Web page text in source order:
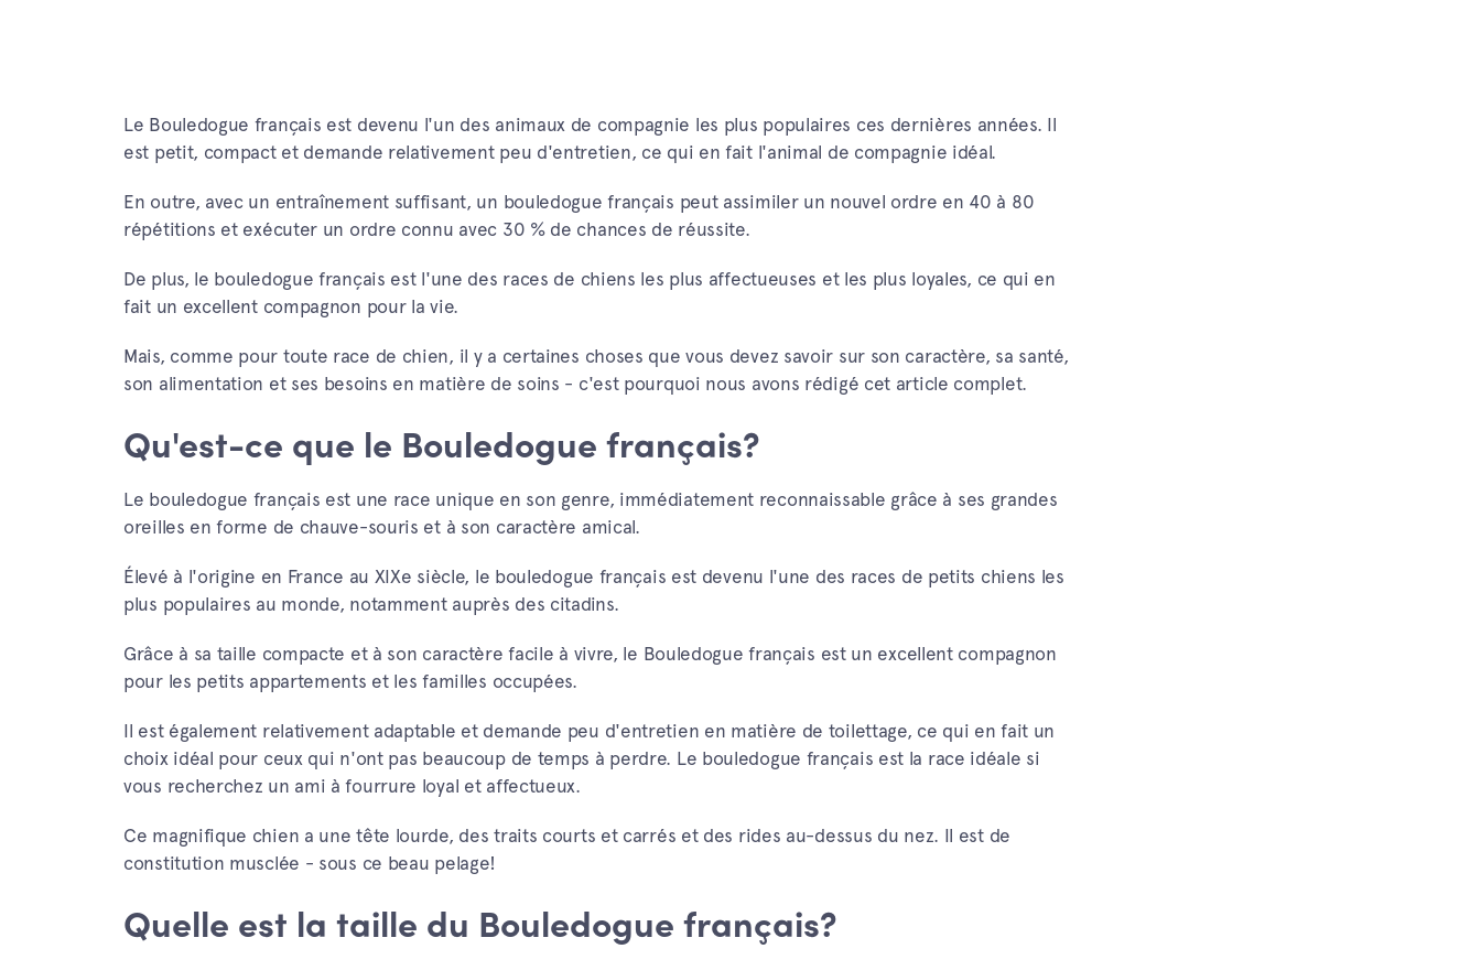
Le Bouledogue français est devenu l'un des animaux de compagnie les plus populaires ces dernières années. Il
est petit, compact et demande relativement peu d'entretien, ce qui en fait l'animal de compagnie idéal.
En outre, avec un entraînement suffisant, un bouledogue français peut assimiler un nouvel ordre en 40 à 80
répétitions et exécuter un ordre connu avec 30 % de chances de réussite.
De plus, le bouledogue français est l'une des races de chiens les plus affectueuses et les plus loyales, ce qui en
fait un excellent compagnon pour la vie.
Mais, comme pour toute race de chien, il y a certaines choses que vous devez savoir sur son caractère, sa santé,
son alimentation et ses besoins en matière de soins - c'est pourquoi nous avons rédigé cet article complet.
Qu'est-ce que le Bouledogue français?
Le bouledogue français est une race unique en son genre, immédiatement reconnaissable grâce à ses grandes
oreilles en forme de chauve-souris et à son caractère amical.
Élevé à l'origine en France au XIXe siècle, le bouledogue français est devenu l'une des races de petits chiens les
plus populaires au monde, notamment auprès des citadins.
Grâce à sa taille compacte et à son caractère facile à vivre, le Bouledogue français est un excellent compagnon
pour les petits appartements et les familles occupées.
Il est également relativement adaptable et demande peu d'entretien en matière de toilettage, ce qui en fait un
choix idéal pour ceux qui n'ont pas beaucoup de temps à perdre. Le bouledogue français est la race idéale si
vous recherchez un ami à fourrure loyal et affectueux.
Ce magnifique chien a une tête lourde, des traits courts et carrés et des rides au-dessus du nez. Il est de
constitution musclée - sous ce beau pelage!
Quelle est la taille du Bouledogue français?